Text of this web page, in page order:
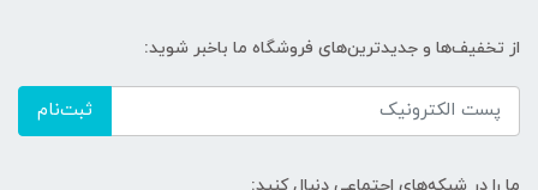
از تخفیف‌ها و جدیدترین‌های فروشگاه ما باخبر شوید:
ثبت‌نام